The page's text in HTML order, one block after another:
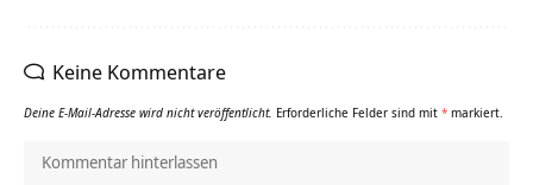
Keine Kommentare
Deine E-Mail-Adresse wird nicht veröffentlicht. Erforderliche Felder sind mit * markiert.